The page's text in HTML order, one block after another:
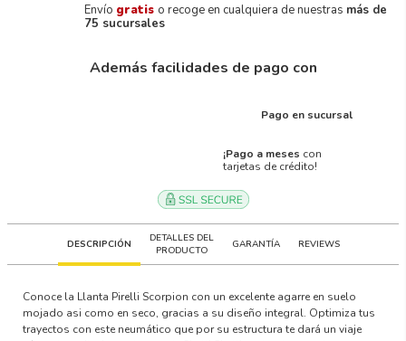
Envío gratis o recoge en cualquiera de nuestras más de
75 sucursales
Además facilidades de pago con
Pago en sucursal
¡Pago a meses con
tarjetas de crédito!
DESCRIPCIÓN
DETALLES DEL
PRODUCTO
GARANTÍA REVIEWS
Conoce la Llanta Pirelli Scorpion con un excelente agarre en suelo
mojado asi como en seco, gracias a su diseño integral. Optimiza tus
trayectos con este neumático que por su estructura te dará un viaje